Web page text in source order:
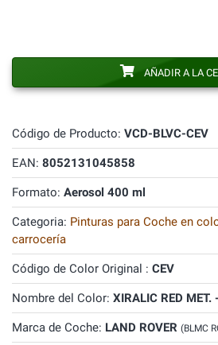
Código de Producto: VCD-BLVC-CEV
EAN: 8052131045858
Formato: Aerosol 400 ml
Categoria: Pinturas para Coche en
carrocería
Código de Color Original : CEV
Nombre del Color: XIRALIC RED MET.
Marca de Coche: LAND ROVER (BLMC
AÑADIR A LA